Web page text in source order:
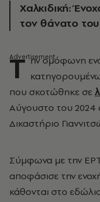
Χαλκιδική:
τον θάνατο
Τ ην ομόφωνη
που σκοτώθηκε σε
Αύγουστο του
Δικαστήριο
Σύμφωνα με την ΕΡΤ
αποφάσισε την
κάθονται στο